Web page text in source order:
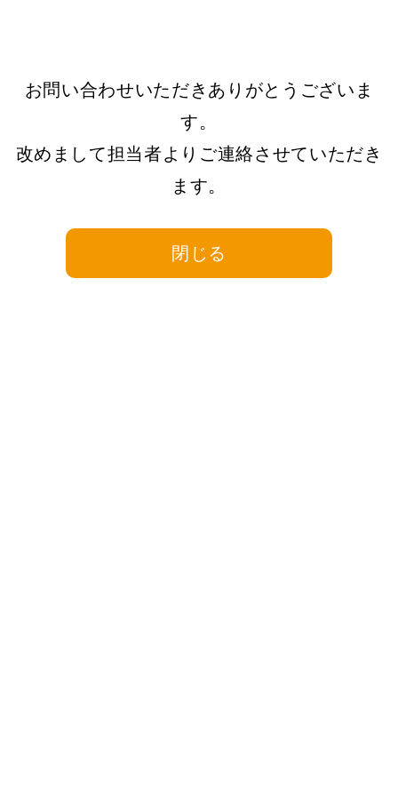
お問い合わせいただきありがとうございま
す。
改めまして担当者よりご連絡させていただき
ます。
閉じる